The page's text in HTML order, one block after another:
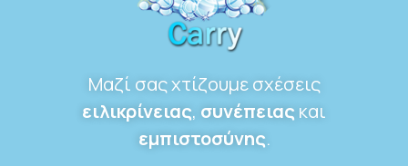
Μαζί σας χτίζουμε σχέσεις
ειλικρίνειας, συνέπειας και
εμπιστοσύνης.